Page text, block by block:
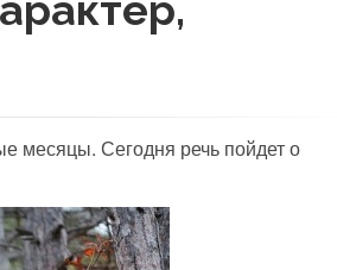
месяцы. Сегодня речь пойдет о